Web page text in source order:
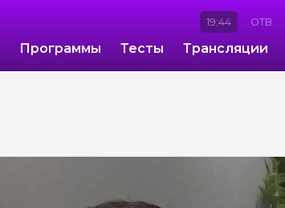
19:44 ОТВ
Программы Тесты Трансляции